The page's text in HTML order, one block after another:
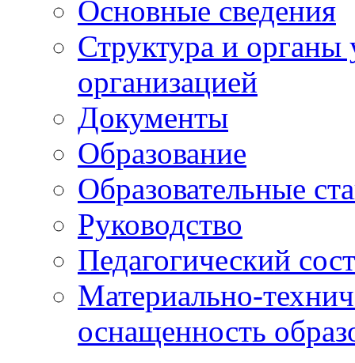
Основные сведения
Структура и органы
организацией
Документы
Образование
Образовательные
Руководство
Педагогический
Материально-
оснащенность